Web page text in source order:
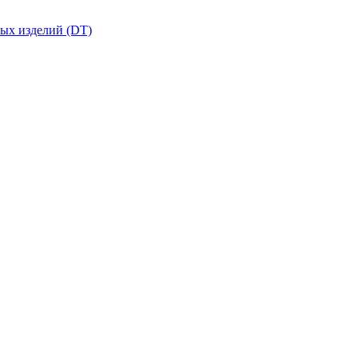
изделий (DT)